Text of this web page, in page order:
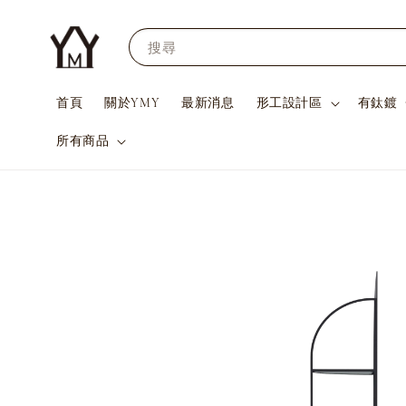
搜尋
首頁 關於YMY 最新消息 形工設計區 有鈦鍍
所有商品